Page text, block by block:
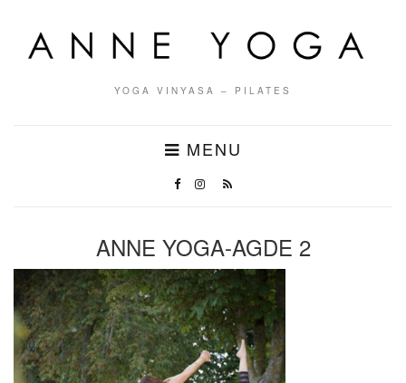
YOGA VINYASA – PILATES
MENU
ANNE YOGA-AGDE 2